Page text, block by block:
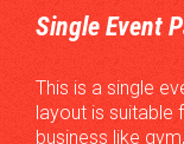
Single Event
This is a single
layout is
business like